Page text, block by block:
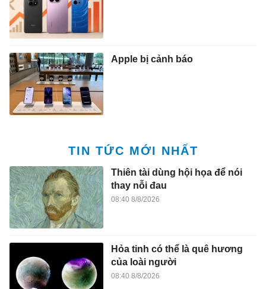
Apple bị cảnh báo
TIN TỨC MỚI NHẤT
Thiên tài dùng hội họa để nói
thay nỗi đau
08:40 8/8/2026
Hỏa tinh có thể là quê hương
của loài người
08:40 8/8/2026